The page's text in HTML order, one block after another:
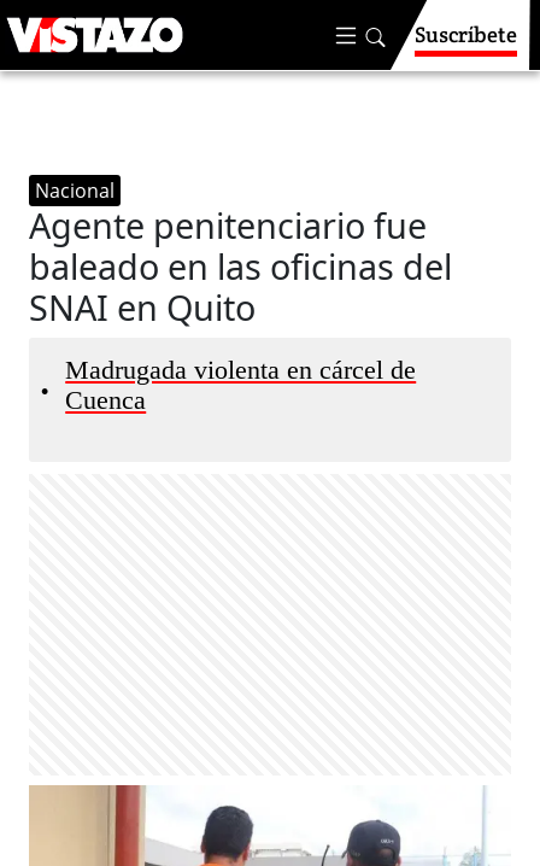
Suscríbete
Nacional
Agente penitenciario fue
baleado en las oficinas del
SNAI en Quito
•
Madrugada violenta en cárcel de
Cuenca